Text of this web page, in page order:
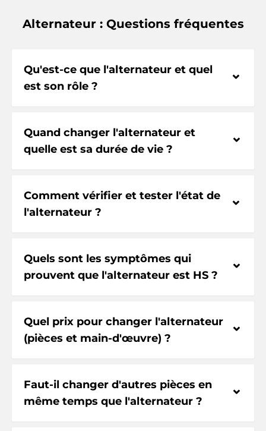
Alternateur : Questions fréquentes
Qu'est-ce que l'alternateur et quel
est son rôle ?
⌃
Quand changer l'alternateur et
quelle est sa durée de vie ?
⌃
Comment vérifier et tester l'état de
l'alternateur ?
⌃
Quels sont les symptômes qui
prouvent que l'alternateur est HS ?
⌃
Quel prix pour changer l'alternateur
(pièces et main-d'œuvre) ?
⌃
Faut-il changer d'autres pièces en
même temps que l'alternateur ?
⌃